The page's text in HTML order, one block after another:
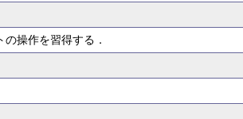
操作を習得する．